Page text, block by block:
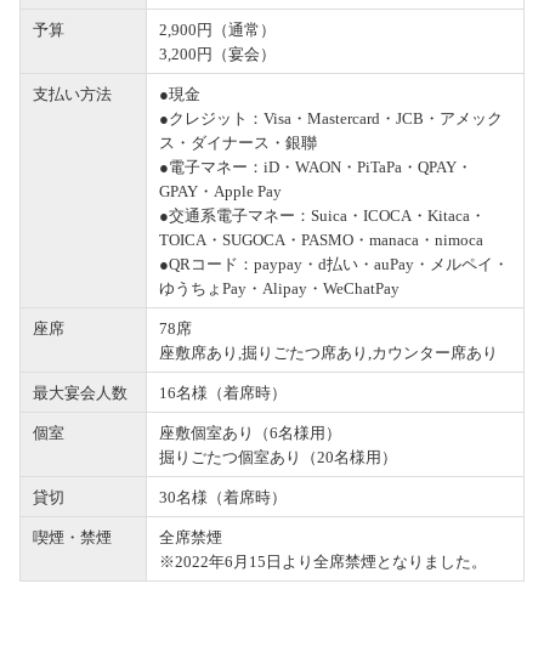
予算
2,900円（通常）
3,200円（宴会）
支払い方法
●現金
●クレジット：Visa・Mastercard・JCB・アメック
ス・ダイナース・銀聯
●電子マネー：iD・WAON・PiTaPa・QPAY・
GPAY・Apple Pay
●交通系電子マネー：Suica・ICOCA・Kitaca・
TOICA・SUGOCA・PASMO・manaca・nimoca
●QRコード：paypay・d払い・auPay・メルペイ・
ゆうちょPay・Alipay・WeChatPay
座席
78席
座敷席あり,掘りごたつ席あり,カウンター席あり
最大宴会人数 16名様（着席時）
個室
座敷個室あり（6名様用）
掘りごたつ個室あり（20名様用）
貸切 30名様（着席時）
喫煙・禁煙
全席禁煙
※2022年6月15日より全席禁煙となりました。